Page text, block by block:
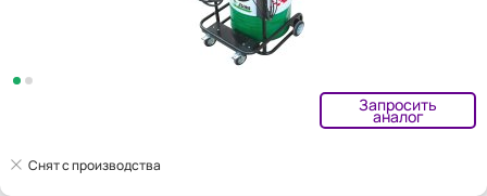
Запросить
аналог
Снят с производства